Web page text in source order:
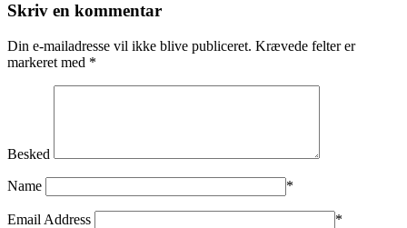
Skriv en kommentar
Din e-mailadresse vil ikke blive publiceret. Krævede felter er
markeret med *
Besked
Name *
Email Address *